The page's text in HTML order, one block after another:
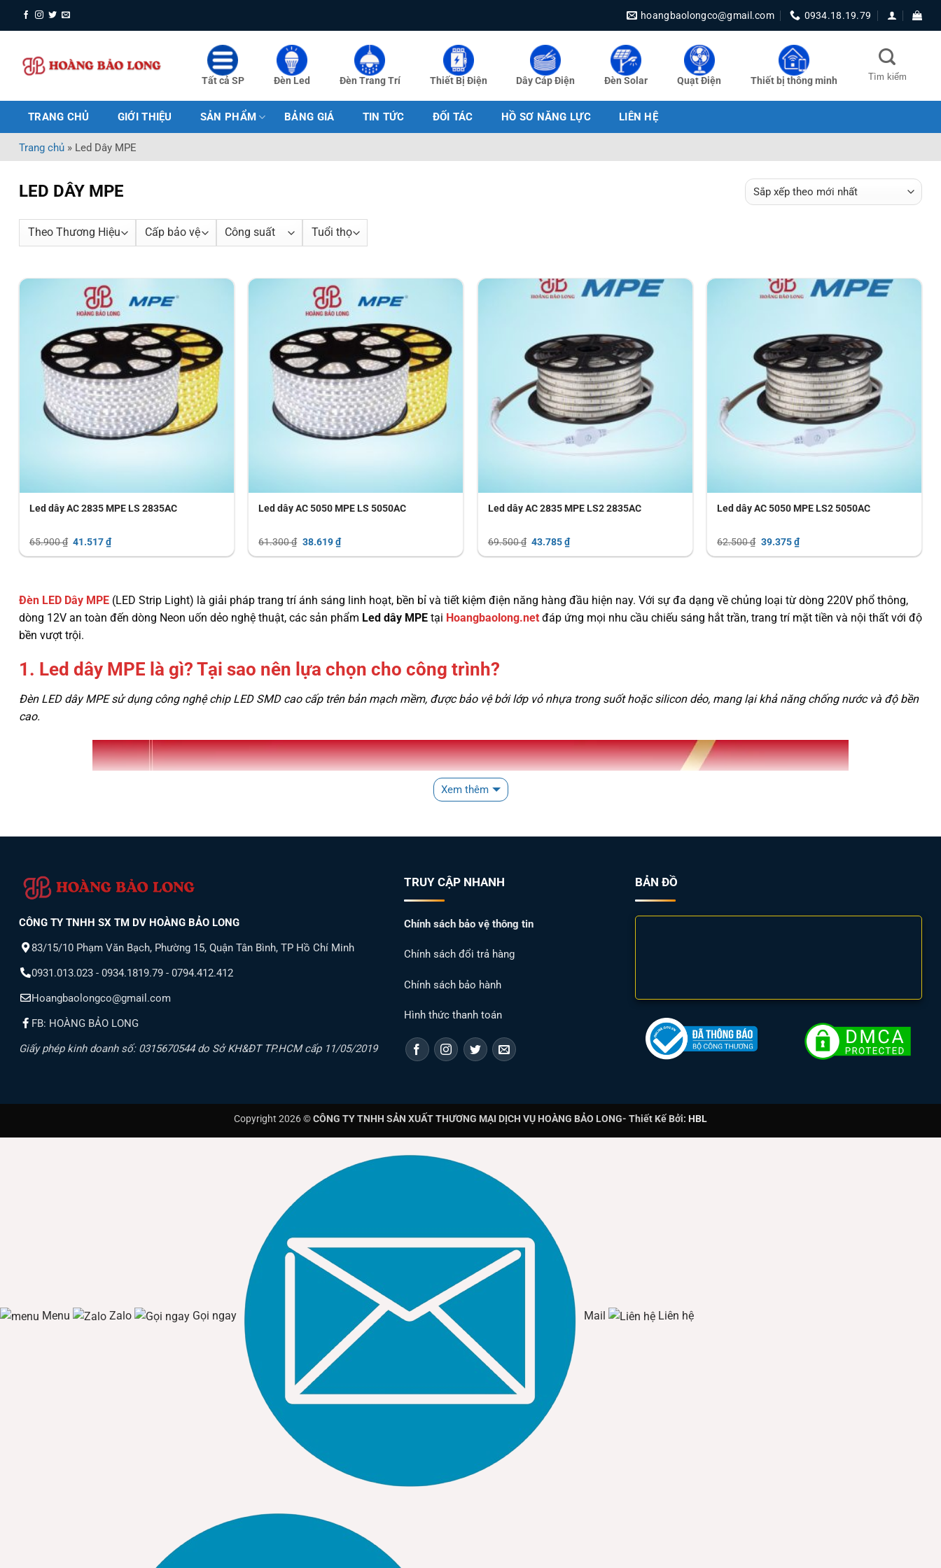
dung
hoangbaolongco@gmail.com 0934.18.19.79
Tất cả SP Đèn Led Đèn Trang Trí Thiết Bị Điện Dây Cáp Điện Đèn Solar Quạt Điện Thiết bị thông minh
TRANG CHỦ GIỚI THIỆU SẢN PHẨM BẢNG GIÁ TIN TỨC ĐỐI TÁC HỒ SƠ NĂNG LỰC LIÊN HỆ
Trang chủ » Led Dây MPE
LED DÂY MPE
Led dây AC 2835 MPE LS 2835AC
65.900₫ Giá
là:
41.517₫Giá
hiện
tại
Led dây AC 5050 MPE LS 5050AC
61.300₫ Giá
là:
38.619₫Giá
hiện
tại
Led dây AC 2835 MPE LS2 2835AC
69.500₫ Giá
là:
43.785₫Giá
hiện
tại
Led dây AC 5050 MPE LS2 5050AC
62.500₫ Giá
là:
39.375₫Giá
hiện
tại
Đèn LED Dây MPE (LED Strip Light) là giải pháp trang trí ánh sáng linh hoạt, bền bỉ và tiết kiệm điện năng hàng đầu hiện nay. Với sự đa dạng về chủng loại từ dòng 220V phổ thông,
dòng 12V an toàn đến dòng Neon uốn dẻo nghệ thuật, các sản phẩm Led dây MPE tại Hoangbaolong.net đáp ứng mọi nhu cầu chiếu sáng hắt trần, trang trí mặt tiền và nội thất với độ
bền vượt trội.
1. Led dây MPE là gì? Tại sao nên lựa chọn cho công trình?
Đèn LED dây MPE sử dụng công nghệ chip LED SMD cao cấp trên bản mạch mềm, được bảo vệ bởi lớp vỏ nhựa trong suốt hoặc silicon dẻo, mang lại khả năng chống nước và độ bền
cao.
Theo thông số kỹ thuật từ Catalog 2025, dòng sản phẩm này sở hữu những ưu điểm vượt trội:
Xem thêm
CÔNG TY TNHH SX TM DV HOÀNG BẢO LONG
83/15/10 Phạm Văn Bạch, Phường 15, Quận Tân Bình, TP Hồ Chí Minh
0931.013.023 - 0934.1819.79 - 0794.412.412
Hoangbaolongco@gmail.com
FB: HOÀNG BẢO LONG
Giấy phép kinh doanh số: 0315670544 do Sở KH&ĐT TP.HCM cấp 11/05/2019
TRUY CẬP NHANH
Chính sách bảo vệ thông tin
Chính sách đổi trả hàng
Chính sách bảo hành
Hình thức thanh toán
BẢN ĐỒ
Copyright 2026 ©CÔNG TY TNHH SẢN XUẤT THƯƠNG MẠI DỊCH VỤ HOÀNG BẢO LONG- Thiết Kế Bởi: HBL
Menu Zalo Gọi ngay Mail Liên hệ